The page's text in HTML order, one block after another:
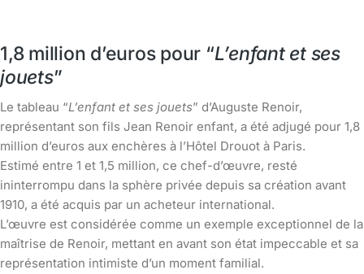
1,8 million d’euros pour “L’enfant et ses
jouets”
Le tableau “L’enfant et ses jouets” d’Auguste Renoir,
représentant son fils Jean Renoir enfant, a été adjugé pour 1,8
million d’euros aux enchères à l’Hôtel Drouot à Paris.
Estimé entre 1 et 1,5 million, ce chef-d’œuvre, resté
ininterrompu dans la sphère privée depuis sa création avant
1910, a été acquis par un acheteur international.
L’œuvre est considérée comme un exemple exceptionnel de la
maîtrise de Renoir, mettant en avant son état impeccable et sa
représentation intimiste d’un moment familial.